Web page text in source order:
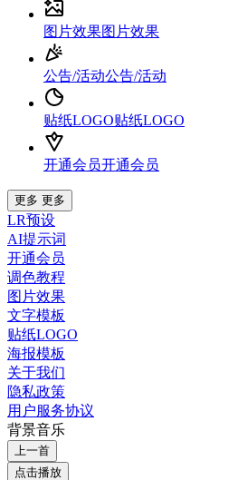
图片效果图片效果
公告/活动公告/活动
贴纸LOGO贴纸LOGO
开通会员开通会员
更多 更多
LR预设
AI提示词
开通会员
调色教程
图片效果
文字模板
贴纸LOGO
海报模板
关于我们
隐私政策
用户服务协议
背景音乐
上一首
点击播放